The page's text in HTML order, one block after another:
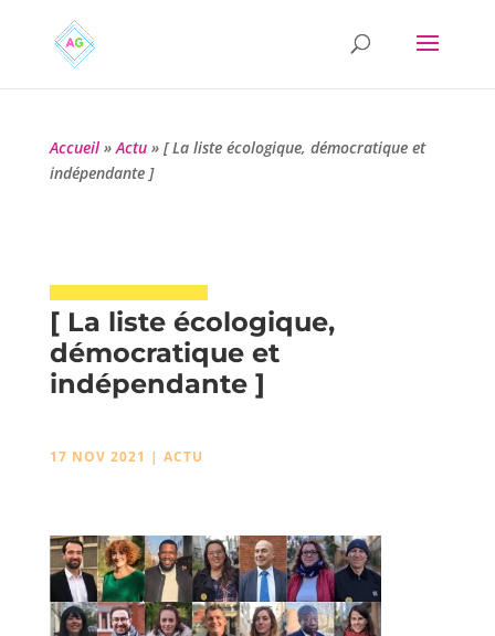
Accueil»Actu» [ La liste écologique, démocratique et
indépendante ]
[ La liste écologique,
démocratique et
indépendante ]
17 NOV 2021 | ACTU